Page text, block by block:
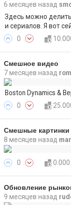
6 месяцев назад
Здесь можно
и сериалов. Я вот
0
Смешное видео
7 месяцев назад
Boston Dynamics &
0
Смешные картинки
8 месяцев назад
0 0.000
Обновление
9 месяцев назад